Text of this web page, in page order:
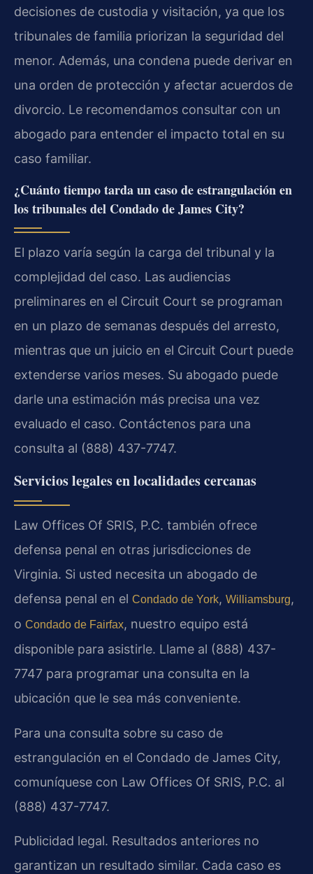
decisiones de custodia y visitación, ya que los
tribunales de familia priorizan la seguridad del
menor. Además, una condena puede derivar en
una orden de protección y afectar acuerdos de
divorcio. Le recomendamos consultar con un
abogado para entender el impacto total en su
caso familiar.
¿Cuánto tiempo tarda un caso de estrangulación en
los tribunales del Condado de James City?
El plazo varía según la carga del tribunal y la
complejidad del caso. Las audiencias
preliminares en el Circuit Court se programan
en un plazo de semanas después del arresto,
mientras que un juicio en el Circuit Court puede
extenderse varios meses. Su abogado puede
darle una estimación más precisa una vez
evaluado el caso. Contáctenos para una
consulta al (888) 437-7747.
Servicios legales en localidades cercanas
Law Offices Of SRIS, P.C. también ofrece
defensa penal en otras jurisdicciones de
Virginia. Si usted necesita un abogado de
defensa penal en el Condado de York, Williamsburg,
o Condado de Fairfax, nuestro equipo está
disponible para asistirle. Llame al (888) 437-
7747 para programar una consulta en la
ubicación que le sea más conveniente.
Para una consulta sobre su caso de
estrangulación en el Condado de James City,
comuníquese con Law Offices Of SRIS, P.C. al
(888) 437-7747.
Publicidad legal. Resultados anteriores no
garantizan un resultado similar. Cada caso es